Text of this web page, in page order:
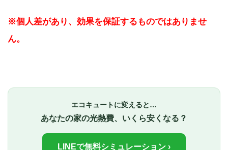
※個人差があり、効果を保証するものではありませ
ん。
エコキュートに変えると…
あなたの家の光熱費、いくら安くなる？
LINEで無料シミュレーション ›